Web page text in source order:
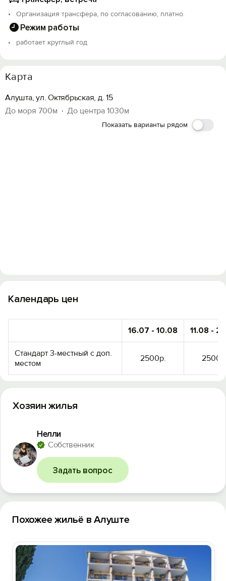
Организация трансфера, по согласованию, платно.
Режим работы
работает круглый год
Карта
Алушта, ул. Октябрьская, д. 15
До моря 700м
До центра 1030м
Показать варианты рядом
Календарь цен
16.07 - 10.08 11.08 -
Стандарт 3-местный с доп.
местом
2500р.
Хозяин жилья
Нелли
Собственник
Задать вопрос
Похожее жильё в Алуште